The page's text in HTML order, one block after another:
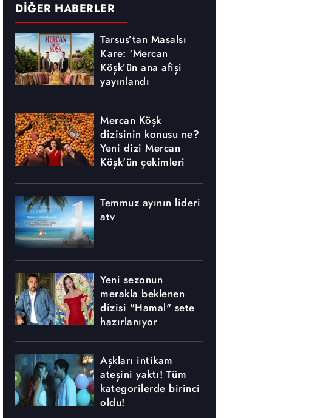
DİĞER HABERLER
Tarsus’tan Masalsı
Kare: ‘Mercan
Köşk’ün ana afişi
yayınlandı
Mercan Köşk
dizisinin konusu ne?
Yeni dizi Mercan
Köşk'ün çekimleri
Temmuz ayının lideri
atv
Yeni sezonun
merakla beklenen
dizisi "Hamal" sete
hazırlanıyor
Aşkları intikam
ateşini yaktı! Tüm
kategorilerde birinci
oldu!